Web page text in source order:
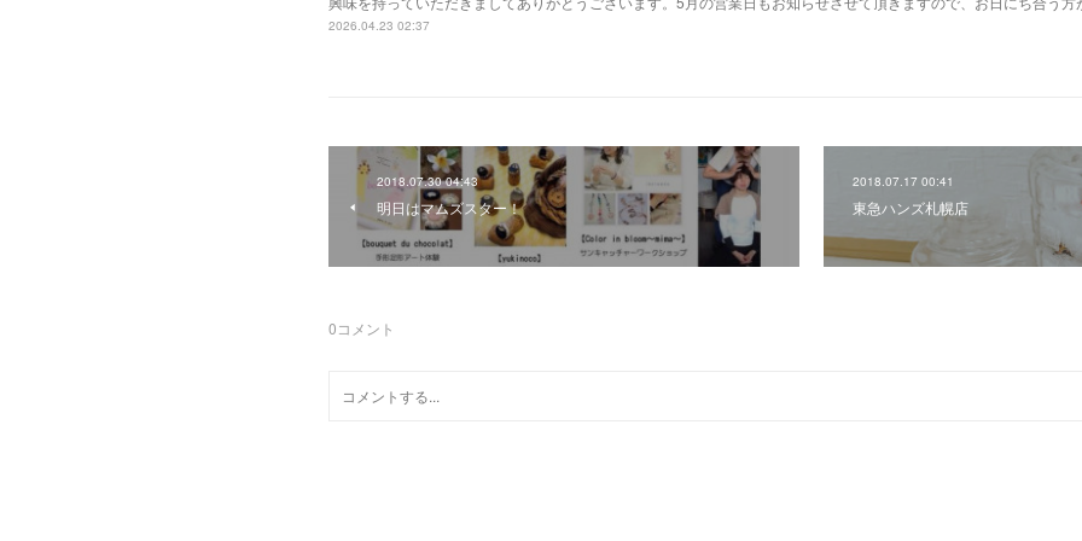
2026.04.23 02:37
2018.07.30 04:43
明日はマムズスター！
2018.07.17 00:41
東急ハンズ札幌店
0コメント